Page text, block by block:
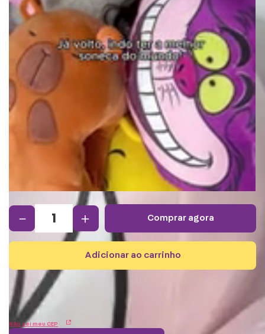
＋
－ comprar agora
adicionar ao carrinho
Não sei meu CEP